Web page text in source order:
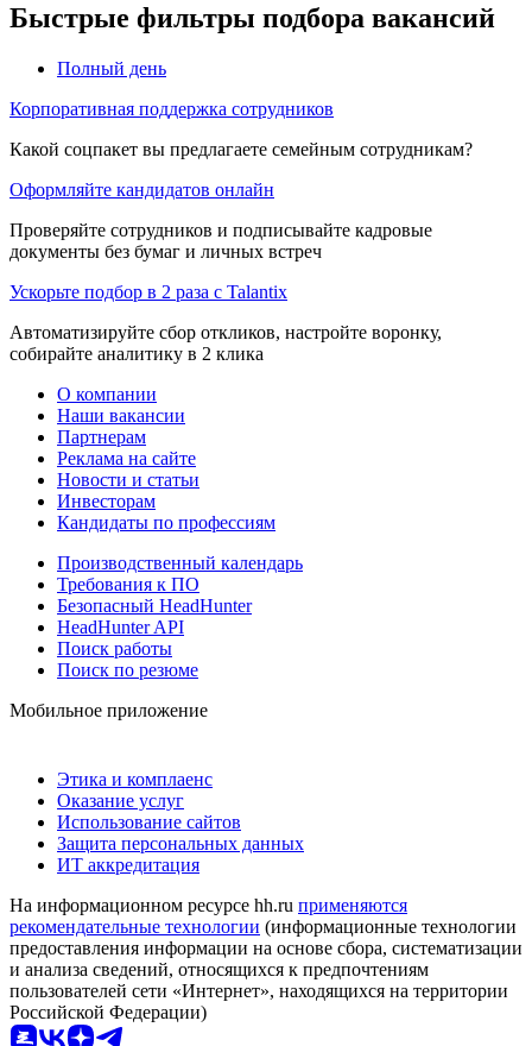
Быстрые фильтры подбора вакансий
Полный день
Корпоративная поддержка сотрудников
Какой соцпакет вы предлагаете семейным сотрудникам?
Оформляйте кандидатов онлайн
Проверяйте сотрудников и подписывайте кадровые
документы без бумаг и личных встреч
Ускорьте подбор в 2 раза с Talantix
Автоматизируйте сбор откликов, настройте воронку,
собирайте аналитику в 2 клика
О компании
Наши вакансии
Партнерам
Реклама на сайте
Новости и статьи
Инвесторам
Кандидаты по профессиям
Производственный календарь
Требования к ПО
Безопасный HeadHunter
HeadHunter API
Поиск работы
Поиск по резюме
Мобильное приложение
Этика и комплаенс
Оказание услуг
Использование сайтов
Защита персональных данных
ИТ аккредитация
На информационном ресурсе hh.ru применяются
рекомендательные технологии (информационные технологии
предоставления информации на основе сбора, систематизации
и анализа сведений, относящихся к предпочтениям
пользователей сети «Интернет», находящихся на территории
Российской Федерации)